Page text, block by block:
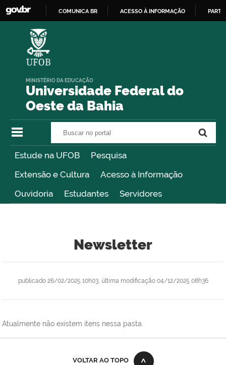
COMUNICA BR ACESSO À INFORMAÇÃO
Universidade Federal do
Oeste da Bahia
MINISTÉRIO DA EDUCAÇÃO
Estude na UFOB
Pesquisa
Extensão e Cultura
Acesso à Informação
Ouvidoria
Estudantes Servidores
Newsletter
publicado26/02/2025 10h03, última modificação04/12/2025 08h36
Atualmente não existem itens nessa pasta.
VOLTAR AO TOPO